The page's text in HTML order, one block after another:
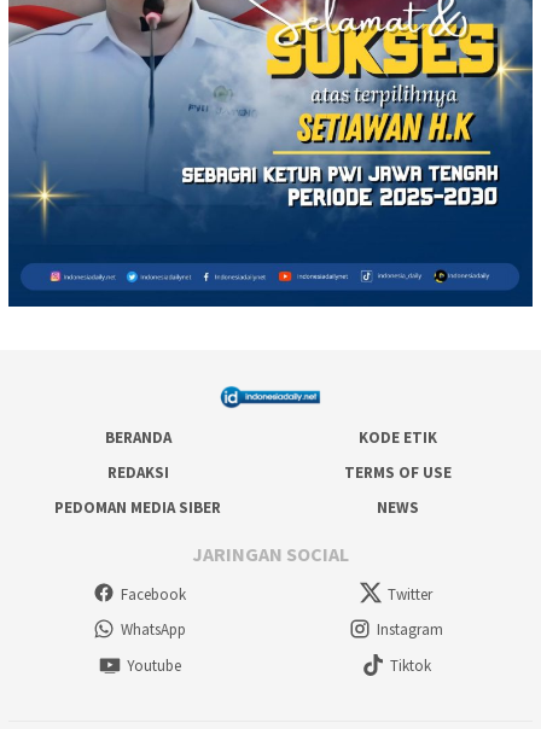
BERANDA
KODE ETIK
REDAKSI
TERMS OF USE
PEDOMAN MEDIA SIBER
NEWS
JARINGAN SOCIAL
Facebook
Twitter
WhatsApp
Instagram
Youtube
Tiktok